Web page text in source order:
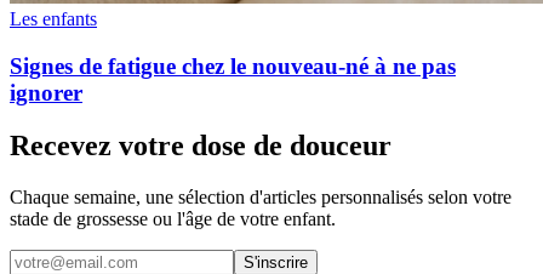
Les enfants
Signes de fatigue chez le nouveau-né à ne pas
ignorer
Recevez votre dose de douceur
Chaque semaine, une sélection d'articles personnalisés selon votre
stade de grossesse ou l'âge de votre enfant.
S'inscrire